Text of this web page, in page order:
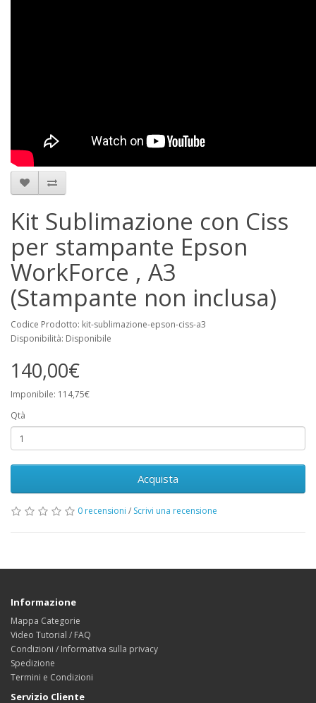
Kit Sublimazione con Ciss
per stampante Epson
WorkForce , A3
(Stampante non inclusa)
Codice Prodotto: kit-sublimazione-epson-ciss-a3
Disponibilità: Disponibile
140,00€
Imponibile: 114,75€
Qtà
Acquista
0 recensioni / Scrivi una recensione
Informazione
Mappa Categorie
Video Tutorial / FAQ
Condizioni / Informativa sulla privacy
Spedizione
Termini e Condizioni
Servizio Cliente